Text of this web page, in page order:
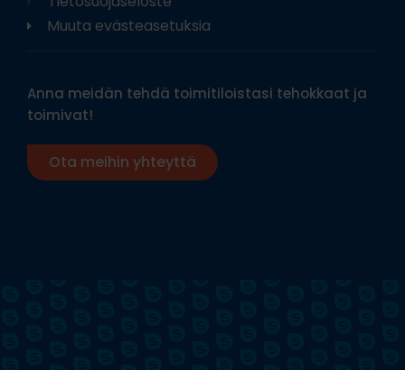
Muuta evästeasetuksia
Anna meidän tehdä toimitiloistasi tehokkaat ja
toimivat!
Ota meihin yhteyttä